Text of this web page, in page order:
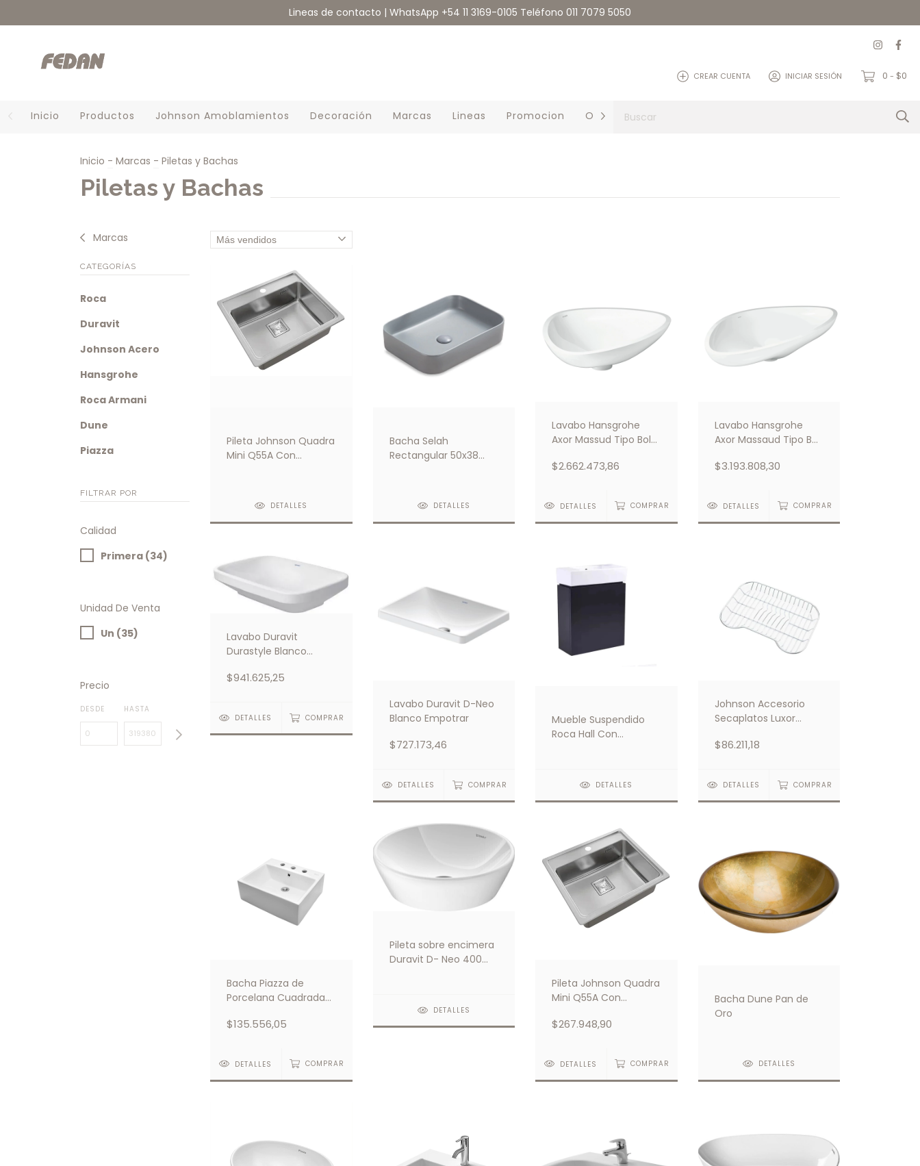
Lineas de contacto | WhatsApp +54 11 3169-0105 Teléfono 011 7079 5050
CREAR CUENTA INICIAR SESIÓN 0 - $0
Inicio Productos Johnson Amoblamientos Decoración Marcas Lineas Promocion Outlet Quienes somos
Inicio - Marcas - Piletas y Bachas
Piletas y Bachas
Marcas
CATEGORÍAS
Roca
Duravit
Johnson Acero
Hansgrohe
Roca Armani
Dune
Piazza
FILTRAR POR
Calidad
Primera (34)
Unidad De Venta
Un (35)
Precio
DESDE HASTA
Pileta Johnson Quadra
Mini Q55A Con
DETALLES
Bacha Selah
Rectangular 50x38
DETALLES
Lavabo Hansgrohe
Axor Massud Tipo Bol
$2.662.473,86
DETALLES COMPRAR
Lavabo Hansgrohe
Axor Massaud Tipo Bol
$3.193.808,30
DETALLES COMPRAR
Lavabo Duravit
Durastyle Blanco
$941.625,25
DETALLES COMPRAR
Lavabo Duravit D-Neo
Blanco Empotrar
$727.173,46
DETALLES COMPRAR
Mueble Suspendido
Roca Hall Con
DETALLES
Johnson Accesorio
Secaplatos Luxor
$86.211,18
DETALLES COMPRAR
Bacha Piazza de
Porcelana Cuadrada
$135.556,05
DETALLES COMPRAR
Pileta sobre encimera
Duravit D- Neo 400
DETALLES
Pileta Johnson Quadra
Mini Q55A Con
Antirrebalse
$267.948,90
DETALLES COMPRAR
Bacha Dune Pan de
Oro
DETALLES